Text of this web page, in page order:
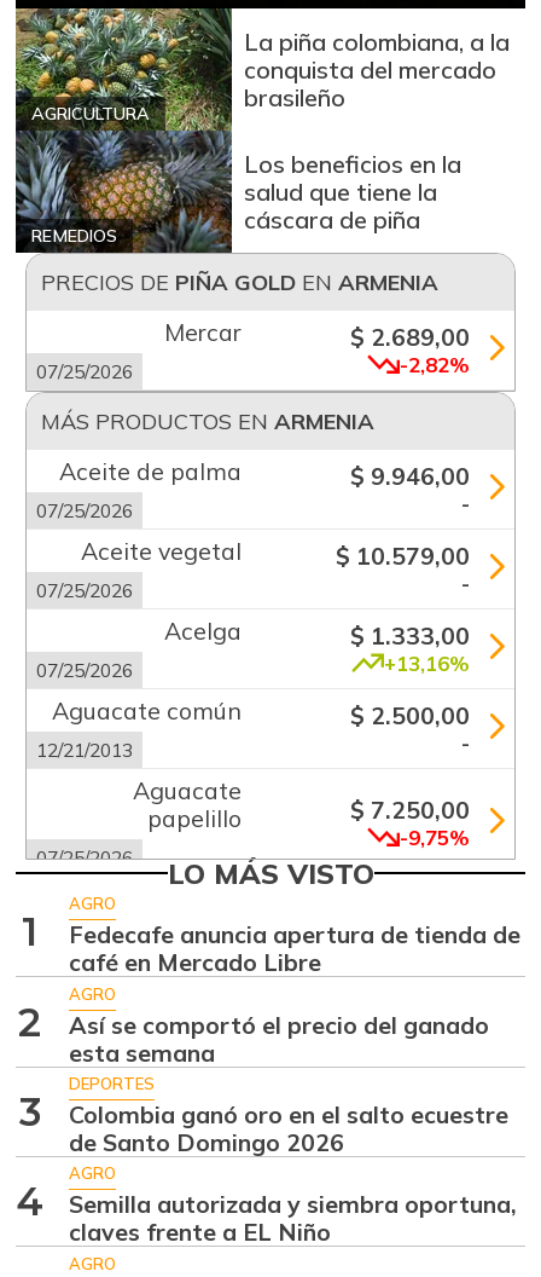
AGRICULTURA
La piña colombiana, a la
conquista del mercado
brasileño
REMEDIOS
Los beneficios en la
salud que tiene la
cáscara de piña
PRECIOS DE PIÑA GOLDEN ARMENIA
Mercar
07/25/2026
$ 2.689,00
-2,82%
MÁS PRODUCTOS EN ARMENIA
Aceite de palma
07/25/2026
$ 9.946,00
-
Aceite vegetal
07/25/2026
$ 10.579,00
-
Acelga
07/25/2026
$ 1.333,00
+13,16%
Aguacate común
12/21/2013
$ 2.500,00
-
Aguacate
papelillo
07/25/2026
$ 7.250,00
-9,75%
07/25/2026 +23,30%
Ajo
07/25/2026
$ 5.289,00
-18,63%
Alas de pollo sin
costillar
07/25/2026
$ 9.000,00
Apio
07/25/2026 -
Arracacha blanca $ 2.083,00
LO MÁS VISTO
1
AGRO
Fedecafe anuncia apertura de tienda de
café en Mercado Libre
2
AGRO
Así se comportó el precio del ganado
esta semana
3
DEPORTES
Colombia ganó oro en el salto ecuestre
de Santo Domingo 2026
4
AGRO
Semilla autorizada y siembra oportuna,
claves frente a EL Niño
AGRO